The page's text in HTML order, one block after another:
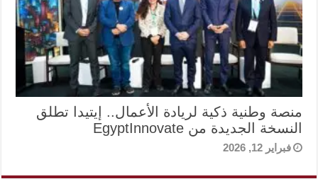
منصة وطنية ذكية لريادة الأعمال.. إيتيدا تطلق
النسخة الجديدة من EgyptInnovate
فبراير 12, 2026